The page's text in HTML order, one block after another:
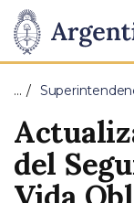
de
Nación
Pasar al
…
del